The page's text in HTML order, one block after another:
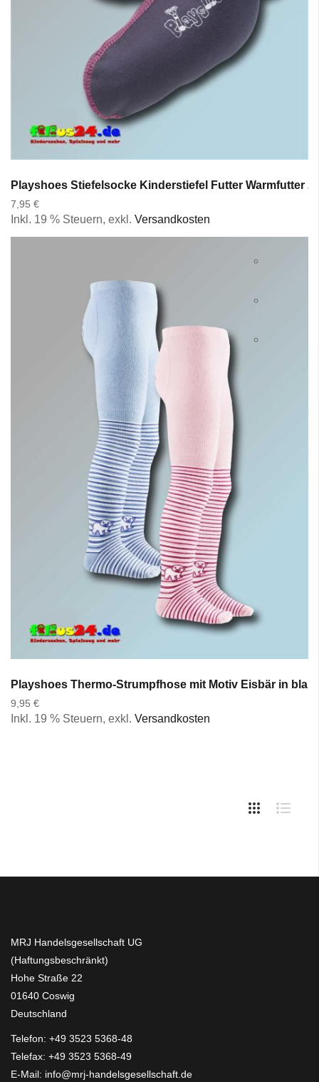
Playshoes Stiefelsocke Kinderstiefel Futter Warmfutter
7,95 €
Inkl. 19 % Steuern, exkl. Versandkosten
Playshoes Thermo-Strumpfhose mit Motiv Eisbär in blau
9,95 €
Inkl. 19 % Steuern, exkl. Versandkosten
MRJ Handelsgesellschaft UG
(Haftungsbeschränkt)
Hohe Straße 22
01640 Coswig
Deutschland
Telefon: +49 3523 5368-48
Telefax: +49 3523 5368-49
E-Mail: info@mrj-handelsgesellschaft.de